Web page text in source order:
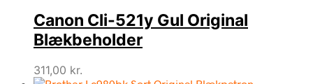
Canon Cli-521y Gul Original
Blækbeholder
311,00 kr.